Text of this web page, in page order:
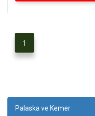
1
Palaska ve Kemer